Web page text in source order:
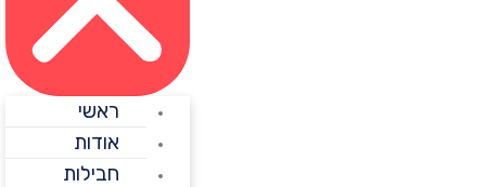
ראשי
אודות
חבילות